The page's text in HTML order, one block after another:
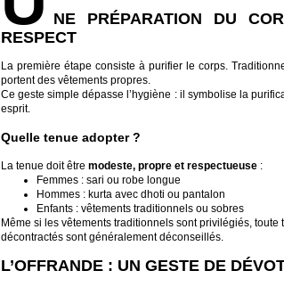
NE PRÉPARATION DU
RESPECT
La première étape consiste à purifier le corps.
portent des vêtements propres.
Ce geste simple dépasse l’hygiène : il symbolise la
esprit.
Quelle tenue adopter ?
La tenue doit être modeste, propre et respectueuse:
Femmes : sari ou robe longue
Hommes : kurta avec dhoti ou pantalon
Enfants : vêtements traditionnels ou sobres
Même si les vêtements traditionnels sont privilégiés,
décontractés sont généralement déconseillés.
L’OFFRANDE : UN GESTE DE